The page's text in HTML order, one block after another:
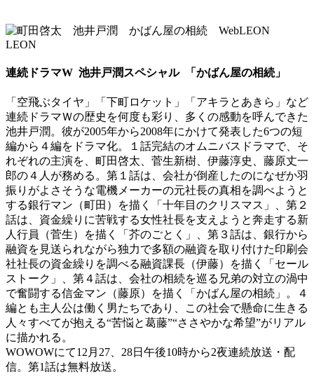
連続ドラマW 池井戸潤スペシャル 「かばん屋の相続」
「空飛ぶタイヤ」「下町ロケット」「アキラとあきら」など
連続ドラマＷの歴史を何度も彩り、多くの感動を呼んできた
池井戸潤。彼が2005年から2008年にかけて発表した6つの短
編から４編をドラマ化。１話完結のオムニバスドラマで、そ
れぞれの主演を、町田啓太、菅生新樹、伊藤淳史、藤原丈一
郎の４人が務める。第１話は、会社が倒産したのになぜか羽
振りがよさそうな電機メーカーの元社長の真相を調べようと
する銀行マン（町田）を描く「十年目のクリスマス」、第２
話は、資金繰りに苦戦する女性社長を支えようと奔走する新
人行員（菅生）を描く「芥のごとく」、第３話は、銀行から
融資を見送られながら独力で多額の融資を取り付けた印刷会
社社長の資金繰りを調べる融資課長（伊藤）を描く「セール
ストーク」、第４話は、会社の相続を巡る兄弟の対立の渦中
で奮闘する信金マン（藤原）を描く「かばん屋の相続」。４
編とも主人公は働く男たちであり、この社会で懸命に生きる
人々すべてが抱える“苦悩と葛藤”“ささやかな希望”がリアル
に描かれる。
WOWOWにて12月27、28日午後10時から2夜連続放送・配
信。第1話は無料放送。